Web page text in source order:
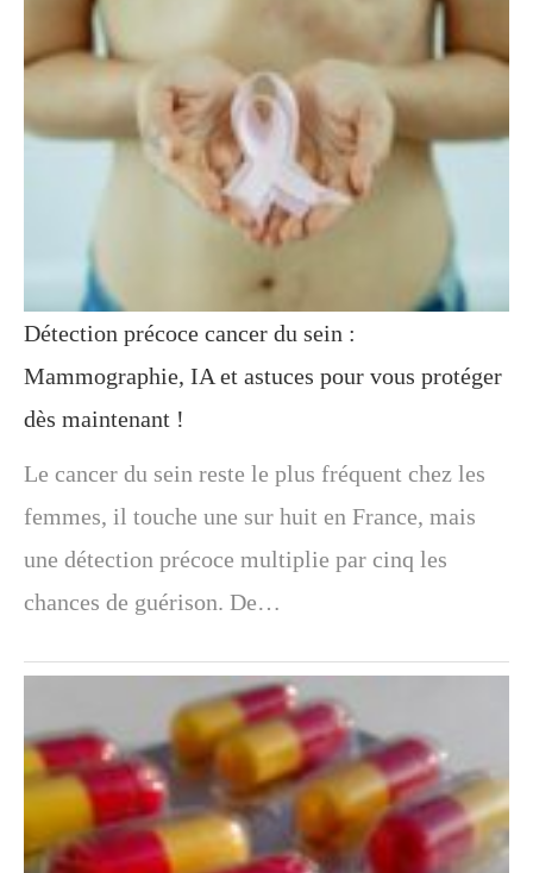
Détection précoce cancer du sein :
Mammographie, IA et astuces pour vous protéger
dès maintenant !
Le cancer du sein reste le plus fréquent chez les
femmes, il touche une sur huit en France, mais
une détection précoce multiplie par cinq les
chances de guérison. De…